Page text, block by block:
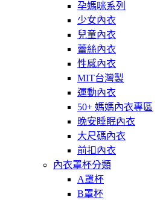
孕媽咪系列
少女內衣
兒童內衣
蕾絲內衣
性感內衣
MIT台灣製
運動內衣
50+ 媽媽內衣專區
晚安睡眠內衣
大尺碼內衣
前扣內衣
內衣罩杯分類
A罩杯
B罩杯